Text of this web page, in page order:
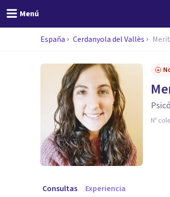
Menú
España Cerdanyola del Vallès
Nº
Consultas Experiencia